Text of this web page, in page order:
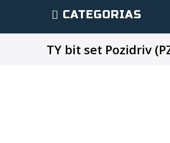
CATEGORIAS
TY bit set Pozidriv